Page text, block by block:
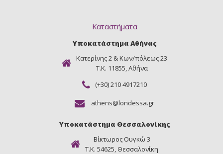
Καταστήματα
Υποκατάστημα Αθήνας
Κατερίνης 2 & Κων/πόλεως 23
Τ.Κ. 11855, Αθήνα
(+30) 210 4917210
athens@londessa.gr
Υποκατάστημα Θεσσαλονίκης
Βίκτωρος Ουγκώ 3
Τ.Κ. 54625, Θεσσαλονίκη